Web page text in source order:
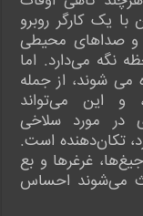
با یک کارگر روبرو
صداهای محیطی
نگه می‌دارد. اما
می شوند، از جمله
و این می‌تواند
در مورد سلاخی
تکان‌دهنده است.
غرغرها و بع
می‌شوند احساس